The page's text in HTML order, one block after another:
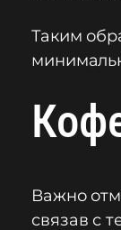
Таким
Важно
связав с